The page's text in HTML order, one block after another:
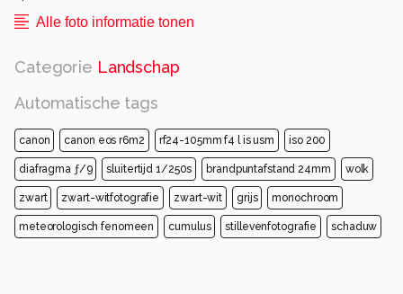
Alle foto informatie tonen
Categorie Landschap
Automatische tags
canon canon eos r6m2 rf24-105mm f4 l is usm iso 200
diafragma ƒ/9 sluitertijd 1/250s brandpuntafstand 24mm wolk
zwart zwart-witfotografie zwart-wit grijs monochroom
meteorologisch fenomeen cumulus stillevenfotografie schaduw